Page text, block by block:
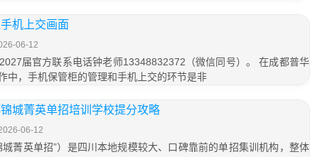
机上交画面
06-12
届官方联系电话钟老师13348832372（微信同号）。 在成都普华
中，手机保管柜的管理和手机上交的环节是非
城菁英单招培训学校提分攻略
06-12
城菁英单招”）是四川本地规模较大、口碑靠前的单招集训机构，整体